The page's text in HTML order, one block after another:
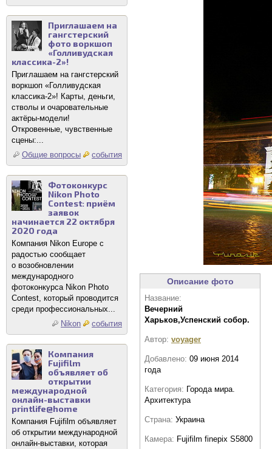
Приглашаем на
гангстерский
фото воркшоп
«Голливудская
классика-2»!
Приглашаем на гангстерский
воркшоп «Голливудская
классика-2»! Карты, деньги,
стволы и очаровательные
актёры-модели!
Откровенные, чувственные
сцены:...
Общие вопросы
события
Фотоконкурс
Nikon Photo
Contest: приём
заявок
начинается 22 октября
2020 года
Компания Nikon Europe с
радостью сообщает
о возобновлении
международного
фотоконкурса Nikon Photo
Contest, который проводится
среди профессиональных...
Nikon
события
Компания
Fujifilm
объявляет об
открытии
международной
онлайн-выставки
printlife@home
Компания Fujifilm объявляет
об открытии международной
онлайн-выставки, которая
Описание фото
Название:
Вечерний
Харьков,Успенский собор.
Автор: voyager
Добавлено: 09 июня 2014
года
Категория: Города мира.
Архитектура
Страна: Украина
Камера: Fujifilm finepix S5800